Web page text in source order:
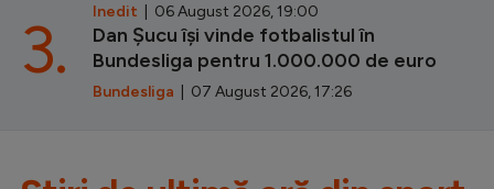
Inedit | 06 August 2026, 19:00
Dan Șucu își vinde fotbalistul în
Bundesliga pentru 1.000.000 de euro
Bundesliga | 07 August 2026, 17:26
3.